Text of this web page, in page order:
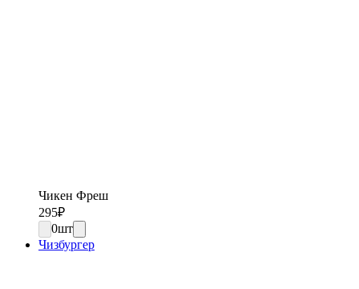
Чикен Фреш
295₽
0шт
Чизбургер